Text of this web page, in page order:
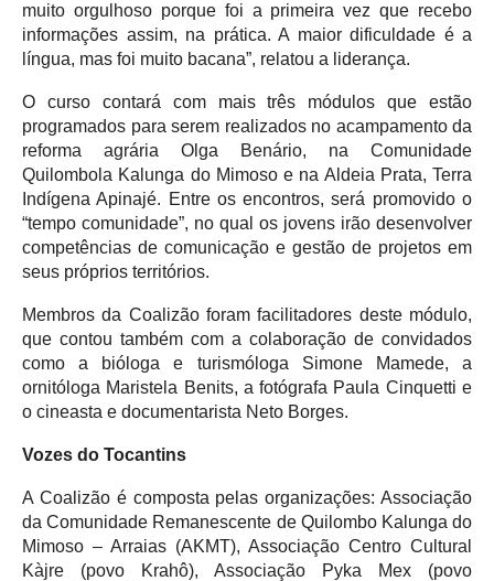
muito orgulhoso porque foi a primeira vez que recebo
informações assim, na prática. A maior dificuldade é a
língua, mas foi muito bacana”, relatou a liderança.
O curso contará com mais três módulos que estão
programados para serem realizados no acampamento da
reforma agrária Olga Benário, na Comunidade
Quilombola Kalunga do Mimoso e na Aldeia Prata, Terra
Indígena Apinajé. Entre os encontros, será promovido o
“tempo comunidade”, no qual os jovens irão desenvolver
competências de comunicação e gestão de projetos em
seus próprios territórios.
Membros da Coalizão foram facilitadores deste módulo,
que contou também com a colaboração de convidados
como a bióloga e turismóloga Simone Mamede, a
ornitóloga Maristela Benits, a fotógrafa Paula Cinquetti e
o cineasta e documentarista Neto Borges.
Vozes do Tocantins
A Coalizão é composta pelas organizações: Associação
da Comunidade Remanescente de Quilombo Kalunga do
Mimoso – Arraias (AKMT), Associação Centro Cultural
Kàjre (povo Krahô), Associação Pyka Mex (povo